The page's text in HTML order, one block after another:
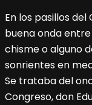
En los pasillos
buena onda
chisme o alguno
sonrientes en
Se trataba del
Congreso, don